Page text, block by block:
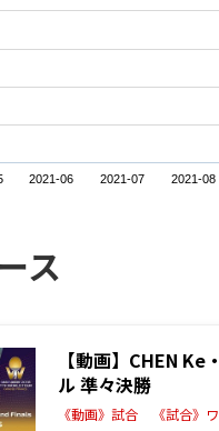
2021-06 2021-07 2021-08
ス
【動画】CHEN
ル 準々決勝
《動画》試合 《試合》